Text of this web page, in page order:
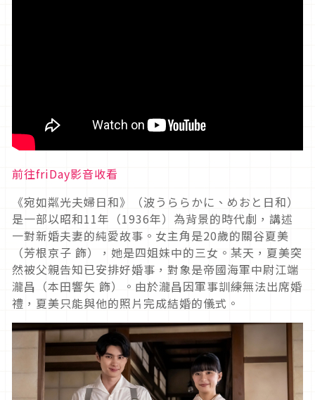
前往friDay影音收看
《宛如粼光夫婦日和》（波うららかに、めおと日和）
是一部以昭和11年（1936年）為背景的時代劇，講述
一對新婚夫妻的純愛故事 。女主角是20歲的關谷夏美
（芳根京子 飾），她是四姐妹中的三女。某天，夏美突
然被父親告知已安排好婚事，對象是帝國海軍中尉江端
瀧昌（本田響矢 飾）。由於瀧昌因軍事訓練無法出席婚
禮，夏美只能與他的照片完成結婚的儀式。